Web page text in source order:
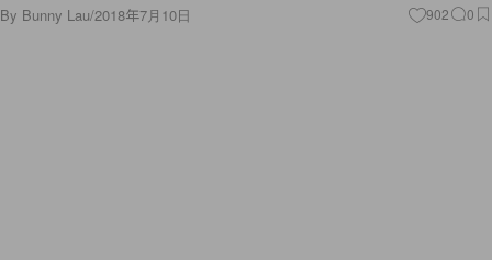
By Bunny Lau/2018年7月10日 902 0